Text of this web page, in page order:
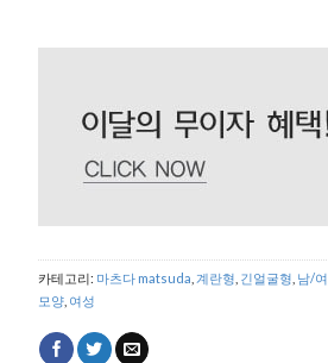
카테고리: 마츠다 matsuda 계란형 긴얼굴형 남/여
모양 여성